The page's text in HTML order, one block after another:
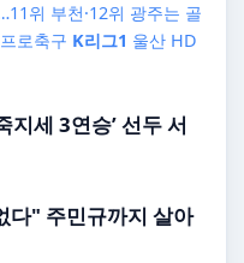
위 부천·12위 광주는 골
로축구 K리그1 울산 HD
지세 3연승’ 선두 서
다" 주민규까지 살아